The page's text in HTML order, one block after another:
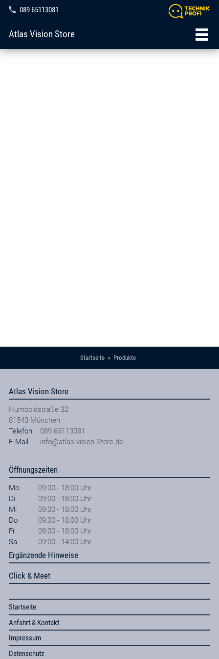
089 65113081
Atlas Vision Store
Startseite Produkte
Atlas Vision Store
Humboldstraße 32
81543 München
Telefon
089 65113081
E-Mail
info@atlas-vision-Store.de
Öffnungszeiten
Mo
09:00 - 18:00 Uhr
Di
09:00 - 18:00 Uhr
Mi
09:00 - 18:00 Uhr
Do
09:00 - 18:00 Uhr
Fr
09:00 - 18:00 Uhr
Sa
09:00 - 14:00 Uhr
Ergänzende Hinweise
Click & Meet
Startseite
Anfahrt & Kontakt
Impressum
Datenschutz